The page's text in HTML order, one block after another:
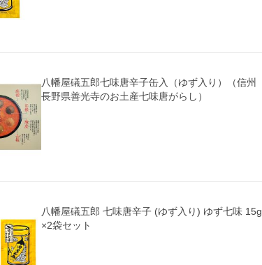
八幡屋礒五郎七味唐辛子缶入（ゆず入り）（信州
長野県善光寺のお土産七味唐がらし）
八幡屋礒五郎 七味唐辛子 (ゆず入り) ゆず七味 15g
×2袋セット